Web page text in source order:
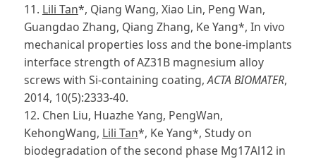
11. Lili Tan*, Qiang Wang, Xiao Lin, Peng Wan,
Guangdao Zhang, Qiang Zhang, Ke Yang*, In vivo
mechanical properties loss and the bone-implants
interface strength of AZ31B magnesium alloy
screws with Si-containing coating,ACTA BIOMATER,
2014, 10(5):2333-40.
12. Chen Liu, Huazhe Yang, PengWan,
KehongWang, Lili Tan*, Ke Yang*, Study on
biodegradation of the second phase Mg17Al12 in